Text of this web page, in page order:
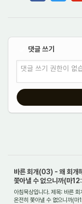
댓글 쓰기
댓글 쓰기 권한이 없
바른 회개(03) - 왜 회개
쫓아낼 수 없으니까(
아침묵상입니다. 제목: 바른
온전히 쫓아낼 수 없으니까